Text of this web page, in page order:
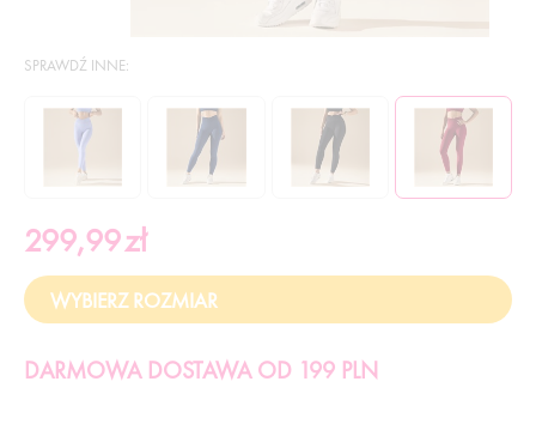
SPRAWDŹ INNE:
299,99zł
DARMOWA DOSTAWA OD 199 PLN